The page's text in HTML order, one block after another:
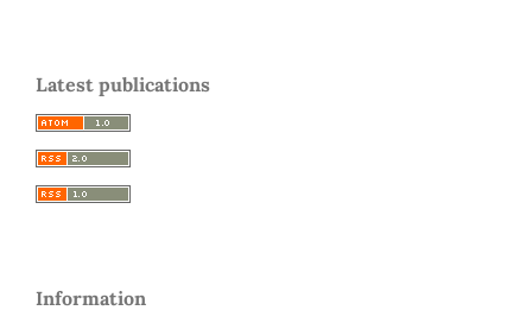
Latest publications
Information